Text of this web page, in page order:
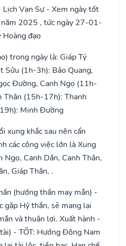
Vạn Sự - Xem ngày tốt
2025 , tức ngày 27-01-
đạo
trong ngày là: Giáp Tý
Sửu (1h-3h): Bảo Quang,
Đường, Canh Ngọ (11h-
Thân (15h-17h): Thanh
Minh Đường
xung khắc sau nên cẩn
các công việc lớn là Xung
Ngọ, Canh Dần, Canh Thân,
Giáp Thân, .
(hướng thần may mắn) -
gặp Hỷ thần, sẽ mang lại
và thuận lợi. Xuất hành -
- TỐT: Hướng Đông Nam